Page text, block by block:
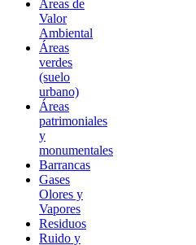
Áreas de
Valor
Ambiental
Áreas
verdes
(suelo
urbano)
Áreas
patrimoniales
y
monumentales
Barrancas
Gases
Olores y
Vapores
Residuos
Ruido y